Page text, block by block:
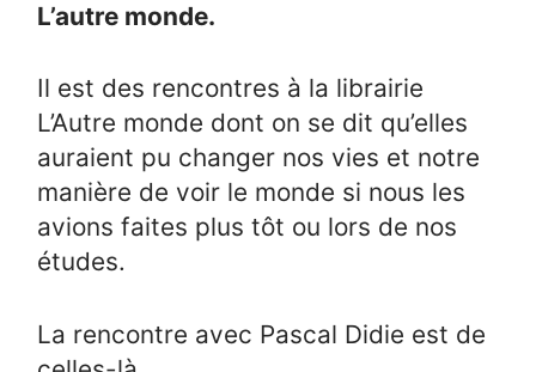
L’autre monde.
Il est des rencontres à la librairie
L’Autre monde dont on se dit qu’elles
auraient pu changer nos vies et notre
manière de voir le monde si nous les
avions faites plus tôt ou lors de nos
études.
La rencontre avec Pascal Didie est de